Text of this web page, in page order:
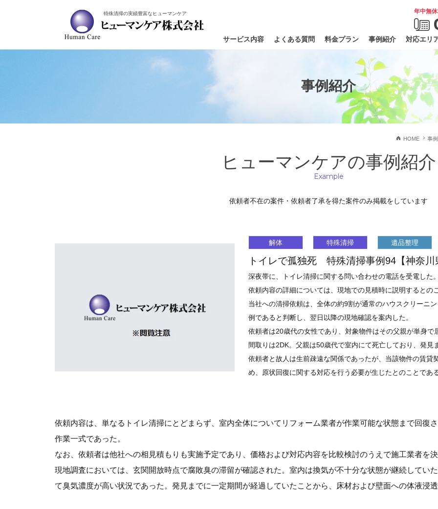
特殊清掃の実績豊富なヒューマンケア
サービス内容 よくある質問 料金プラン 事例紹介 対応エリ
年中無休
事例紹介
HOME 事
ヒューマンケアの事例紹介
Example
依頼者不在の案件・依頼者了承を得た案件のみ掲載をしています
解体 特殊清掃 遺品整理
トイレで孤独死 特殊清掃事例94【神奈川
深夜帯に、トイレ清掃に関する問い合わせの電話を受電した
依頼内容の詳細については、現地での見積時に説明するとの
当社への清掃依頼は、全体の約9割が通常のハウスクリーニ
例であると判断し、翌日以降の現地確認を案内した。
依頼者は20歳代の女性であり、対象物件はその父親が単身で
間取りは2DK。父親は50歳代で室内にて死亡しており、発
依頼者と故人は生前疎遠な関係であったが、当該物件の賃貸
め、原状回復に関する対応を行う必要が生じたとのことであ
依頼内容は、単なるトイレ清掃にとどまらず、室内全体についてリフォーム業者が作業可能な状態まで回復
作業一式であった。
なお、依頼者は他社への相見積もりも実施予定であり、価格および対応内容を比較検討のうえで施工業者を
現地調査においては、玄関開放時点で腐敗臭の滞留が確認された。室内は換気が不十分な状態が継続してい
て臭気濃度が高い状況であった。発見までに一定期間が経過していたことから、床材および壁面への体液浸